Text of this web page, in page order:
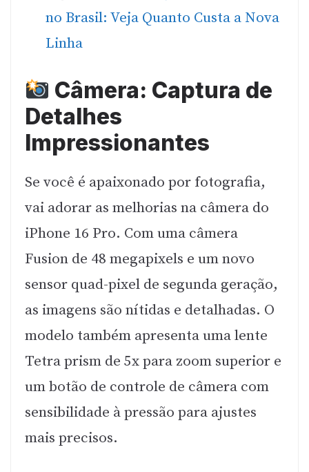
no Brasil: Veja Quanto Custa a Nova
Linha
Câmera: Captura de
Detalhes
Impressionantes
Se você é apaixonado por fotografia,
vai adorar as melhorias na câmera do
iPhone 16 Pro. Com uma câmera
Fusion de 48 megapixels e um novo
sensor quad-pixel de segunda geração,
as imagens são nítidas e detalhadas. O
modelo também apresenta uma lente
Tetra prism de 5x para zoom superior e
um botão de controle de câmera com
sensibilidade à pressão para ajustes
mais precisos.